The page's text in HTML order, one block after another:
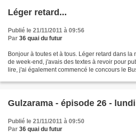
Léger retard...
Publié le 21/11/2011 à 09:56
Par 36 quai du futur
Bonjour à toutes et à tous. Léger retard dans
de week-end, j'avais des textes à revoir pour
lire, j'ai également commencé le concours le
Gulzarama - épisode 26 -
Publié le 21/11/2011 à 09:50
Par 36 quai du futur